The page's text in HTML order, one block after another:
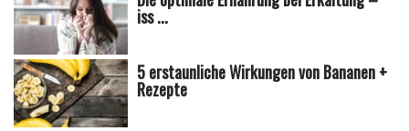
iss ...
5 erstaunliche Wirkungen von Bananen +
Rezepte